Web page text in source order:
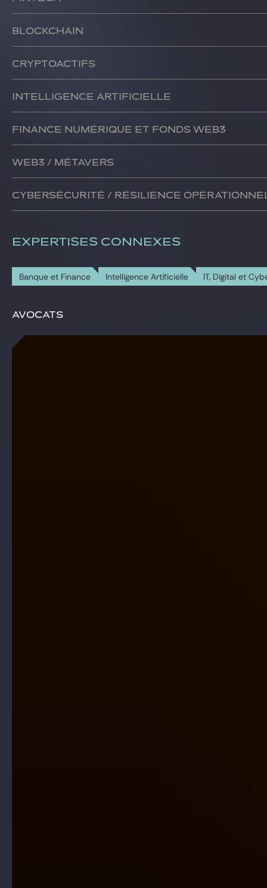
Blockchain
Cryptoactifs
Intelligence artificielle
Finance numérique et fonds Web3
Web3 / Métavers
Cybersécurité / Résilience
EXPERTISES CONNEXES
Banque et Finance Intelligence Artificielle IT, Digital et
Avocats